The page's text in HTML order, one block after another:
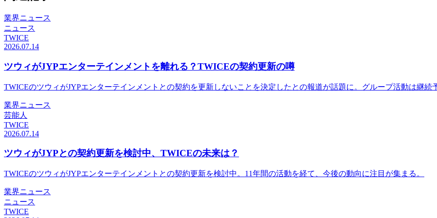
業界ニュース
ニュース
TWICE
2026.07.14
ツウィがJYPエンターテインメントを離れる？TWICEの契約更新の噂
TWICEのツウィがJYPエンターテインメントとの契約を更新しないことを決定したとの報道が話題に。グループ活動は継続
業界ニュース
芸能人
TWICE
2026.07.14
ツウィがJYPとの契約更新を検討中、TWICEの未来は？
TWICEのツウィがJYPエンターテインメントとの契約更新を検討中。11年間の活動を経て、今後の動向に注目が集まる。
業界ニュース
ニュース
TWICE